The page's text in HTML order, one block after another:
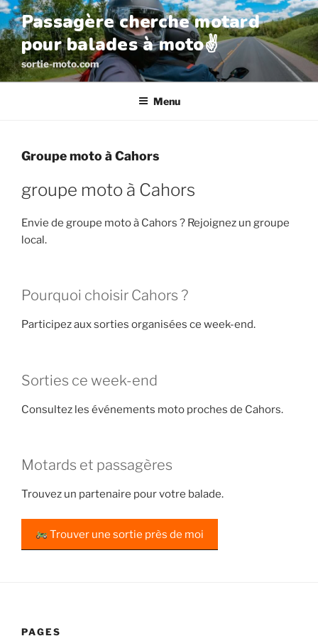
Aller
au
contenu
principal
Passagère cherche motard
pour balades à moto✌️
sortie-moto.com
Menu
Groupe moto à Cahors
groupe moto à Cahors
Envie de groupe moto à Cahors ? Rejoignez un groupe
local.
Pourquoi choisir Cahors ?
Participez aux sorties organisées ce week-end.
Sorties ce week-end
Consultez les événements moto proches de Cahors.
Motards et passagères
Trouvez un partenaire pour votre balade.
Trouver une sortie près de moi
PAGES